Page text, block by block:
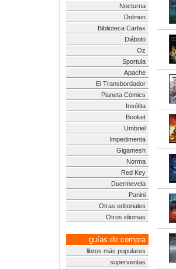
Nocturna
Dolmen
Biblioteca Carfax
Diábolo
Oz
Sportula
Apache
El Transbordador
Planeta Cómics
Insólita
Booket
Umbriel
Impedimenta
Gigamesh
Norma
Red Key
Duermevela
Panini
Otras editoriales
Otros idiomas
guías de compra
libros más populares
superventas